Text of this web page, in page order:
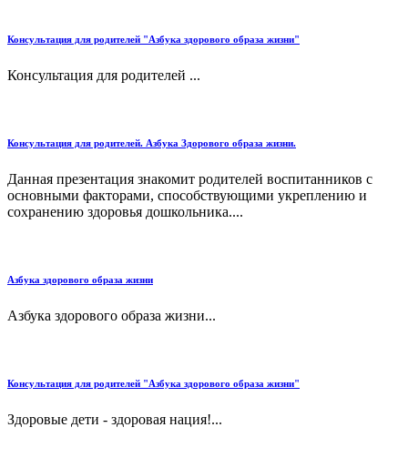
Консультация для родителей "Азбука здорового образа жизни"
Консультация для родителей ...
Консультация для родителей. Азбука Здорового образа жизни.
Данная презентация знакомит родителей воспитанников с
основными факторами, способствующими укреплению и
сохранению здоровья дошкольника....
Азбука здорового образа жизни
Азбука здорового образа жизни...
Консультация для родителей "Азбука здорового образа жизни"
Здоровые дети - здоровая нация!...